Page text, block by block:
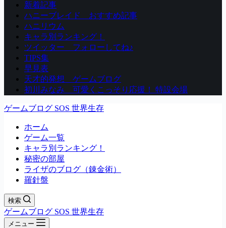
新着記事
ハニーブレイド おすすめ記事
ハニリウム
キャラ別ランキング！
ツイッター フォローしてね♪
TIPS集
早見表
天才的発想 ゲームブログ
初川みなみ 可愛くこっそり応援！ 特設会場
ゲームブログ SOS 世界生存
ホーム
ゲーム一覧
キャラ別ランキング！
秘密の部屋
ライザのブログ（錬金術）
羅針盤
検索
ゲームブログ SOS 世界生存
メニュー